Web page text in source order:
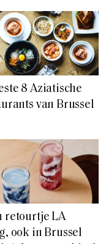
8 Aziatische
van Brussel
retourtje LA
ook in Brussel